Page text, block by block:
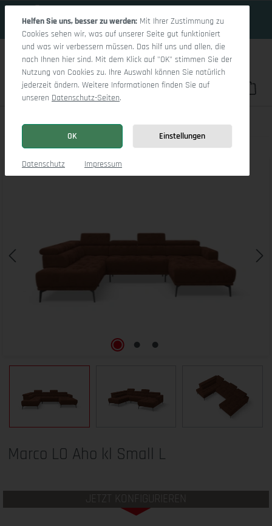
Du hast 0
Marco LO Aho kl Small L
Bildergalerie überspringen
Marco LO Aho kl Small L
JETZT KONFIGURIEREN
Helfen Sie uns, besser zu werden: Mit Ihrer Zustimmung zu
Cookies sehen wir, was auf unserer Seite gut funktioniert
und was wir verbessern müssen. Das hilf uns und allen, die
nach Ihnen hier sind. Mit dem Klick auf "OK" stimmen Sie der
Nutzung von Cookies zu. Ihre Auswahl können Sie natürlich
jederzeit ändern. Weitere Informationen finden Sie auf
unseren Datenschutz-Seiten.
OK Einstellungen
Datenschutz Impressum